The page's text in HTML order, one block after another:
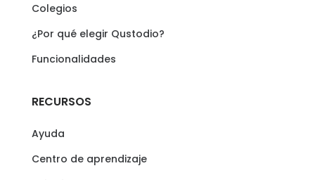
Colegios
¿Por qué elegir Qustodio?
Funcionalidades
RECURSOS
Ayuda
Centro de aprendizaje